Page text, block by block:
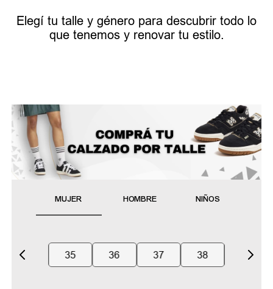
Elegí tu talle y género para descubrir todo lo
que tenemos y renovar tu estilo.
MUJER HOMBRE NIÑOS
35 36 37 38